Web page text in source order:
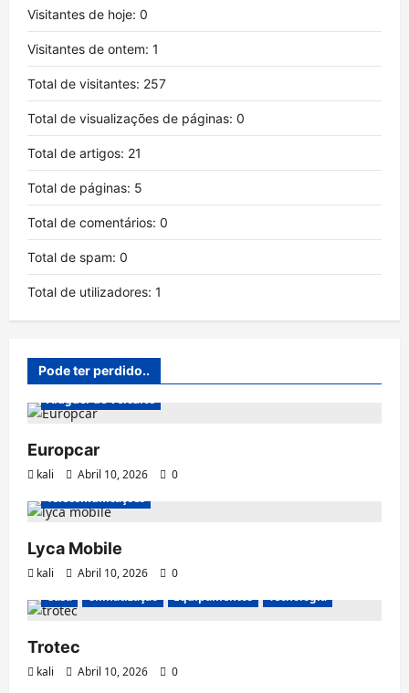
Visitantes de hoje: 0
Visitantes de ontem: 1
Total de visitantes: 257
Total de visualizações de páginas: 0
Total de artigos: 21
Total de páginas: 5
Total de comentários: 0
Total de spam: 0
Total de utilizadores: 1
Pode ter perdido..
Aluguer de Veículos
Europcar
kali Abril 10, 2026
0
Telecomunicações
Lyca Mobile
kali Abril 10, 2026
0
Casa
Climatização Equipamentos Tecnologia
Trotec
kali Abril 10, 2026
0